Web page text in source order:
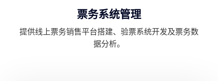
票务系统管理
提供线上票务销售平台搭建、验票系统开发及票务数
据分析。